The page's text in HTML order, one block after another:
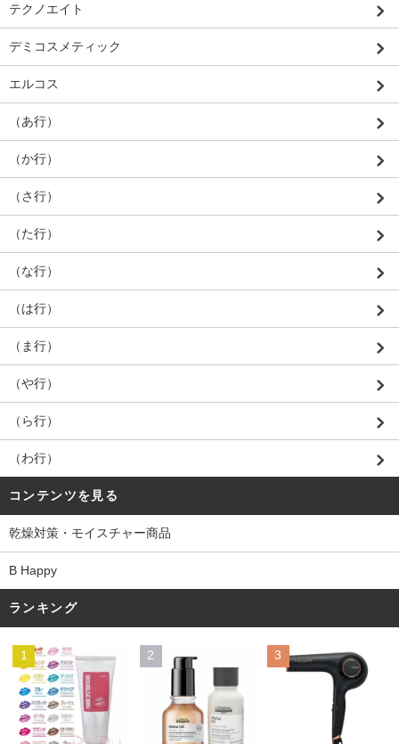
テクノエイト
デミコスメティック
エルコス
（あ行）
（か行）
（さ行）
（た行）
（な行）
（は行）
（ま行）
（や行）
（ら行）
（わ行）
コンテンツを見る
乾燥対策・モイスチャー商品
B Happy
ランキング
1 2 3